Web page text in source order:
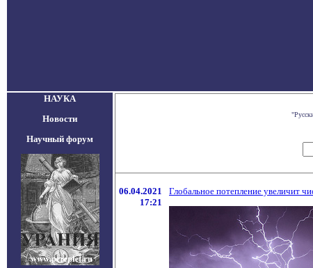
НАУКА
Новости
Научный форум
06.04.2021
17:21
Глобальное потепление увеличит